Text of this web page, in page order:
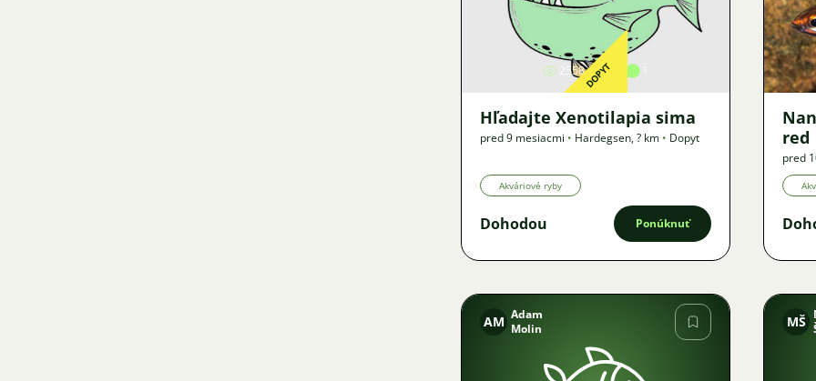
Obrázok
2558DOPYT
Hľadajte Xenotilapia sima
pred 9 mesiacmi • Hardegsen,? km • Dopyt
Akváriové ryby
Dohodou Ponúknuť
red
pred
AM Adam
Molin
MŠ